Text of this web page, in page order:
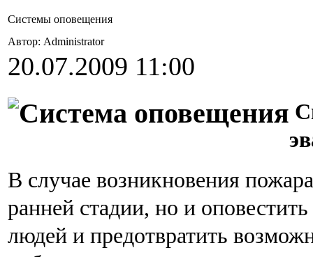
Системы оповещения
Автор: Administrator
20.07.2009 11:00
В случае возникновения
ранней стадии, но и
людей и предотвратить